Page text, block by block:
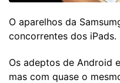
O aparelhos da
concorrentes dos iPads.
Os adeptos de Android
mas com quase o